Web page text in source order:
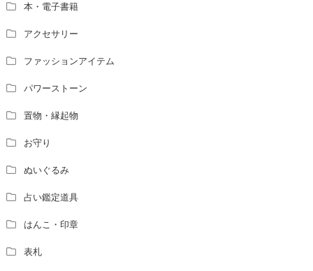
本・電子書籍
アクセサリー
ファッションアイテム
パワーストーン
置物・縁起物
お守り
ぬいぐるみ
占い鑑定道具
はんこ・印章
表札